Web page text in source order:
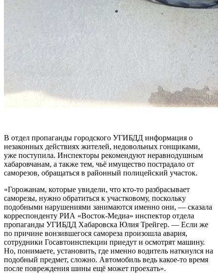
В отдел пропаганды городского УГИБДД информация о
незаконных действиях жителей, недовольных гонщиками,
уже поступила. Инспекторы рекомендуют неравнодушным
хабаровчанам, а также тем, чьё имущество пострадало от
саморезов, обращаться в районный полицейский участок.
«Горожанам, которые увидели, что кто-то разбрасывает
саморезы, нужно обратиться к участковому, поскольку
подобными нарушениями занимаются именно они, — сказала
корреспонденту РИА «Восток-Медиа» инспектор отдела
пропаганды УГИБДД Хабаровска Юлия Трейгер. — Если же
по причине вонзившегося самореза произошла авария,
сотрудники Госавтоинспекции приедут и осмотрят машину.
Но, понимаете, установить, где именно водитель наткнулся на
подобный предмет, сложно. Автомобиль ведь какое-то время
после повреждения шины ещё может проехать».